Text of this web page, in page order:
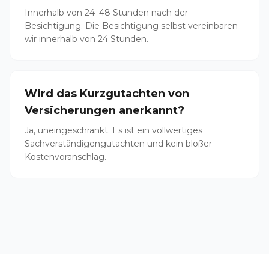
Innerhalb von 24–48 Stunden nach der
Besichtigung. Die Besichtigung selbst vereinbaren
wir innerhalb von 24 Stunden.
Wird das Kurzgutachten von
Versicherungen anerkannt?
Ja, uneingeschränkt. Es ist ein vollwertiges
Sachverständigengutachten und kein bloßer
Kostenvoranschlag.